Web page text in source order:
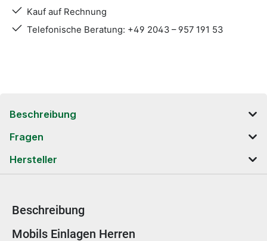
Kauf auf Rechnung
Telefonische Beratung: +49 2043 – 957 191 53
Beschreibung
Fragen
Hersteller
Beschreibung
Produktinformationen
Mobils Einlagen Herren